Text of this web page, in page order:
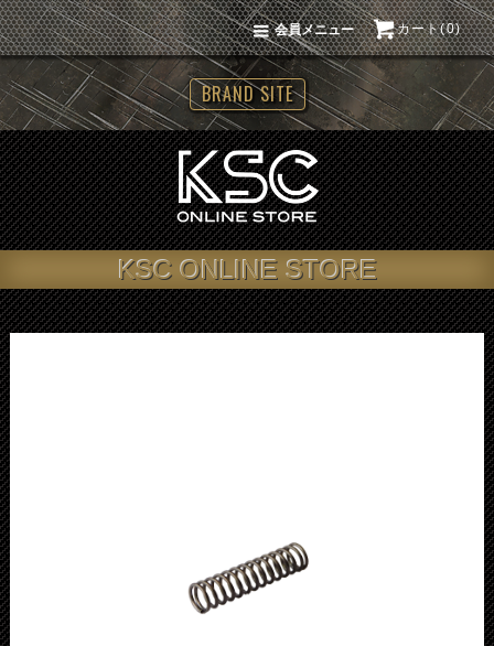
カート(0)
会員メニュー
BRAND SITE
KSC ONLINE STORE